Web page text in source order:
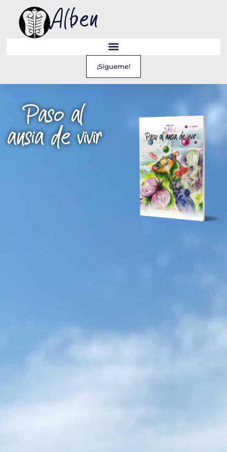
Alben
¡Sígueme!
Paso al
ansia de vivir